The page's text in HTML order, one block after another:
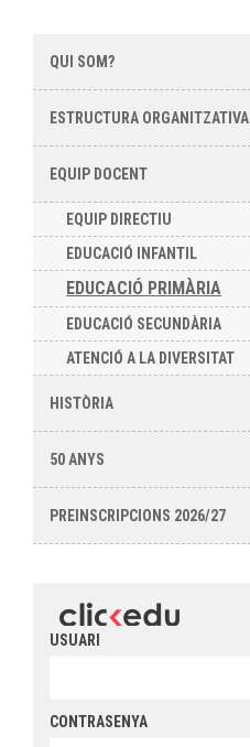
QUI SOM?
ESTRUCTURA ORGANITZATIVA
EQUIP DOCENT
EQUIP DIRECTIU
EDUCACIÓ INFANTIL
EDUCACIÓ PRIMÀRIA
EDUCACIÓ SECUNDÀRIA
ATENCIÓ A LA DIVERSITAT
HISTÒRIA
50 ANYS
PREINSCRIPCIONS 2026/27
USUARI
CONTRASENYA